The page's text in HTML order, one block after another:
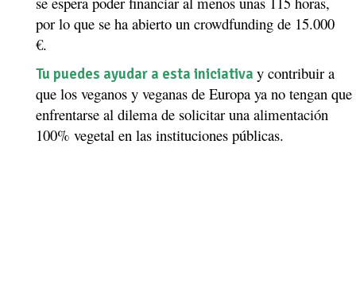
por lo que se ha abierto un crowdfunding de 15.000
€.
Tu puedes ayudar a esta iniciativa y contribuir a
que los veganos y veganas de Europa ya no tengan que
enfrentarse al dilema de solicitar una alimentación
100% vegetal en las instituciones públicas.